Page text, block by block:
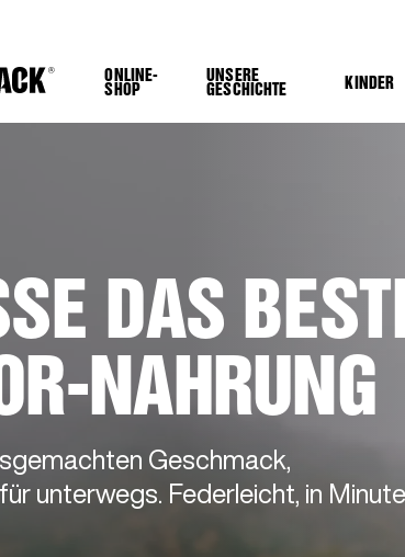
ONLINE-
SHOP
UNSERE
GESCHICHTE KINDER
DAS BESTE
NAHRUNG
Geschmack,
unterwegs. Federleicht, in